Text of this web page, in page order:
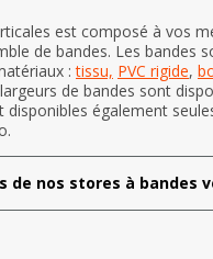
est composé à vos
de bandes. Les bandes
:tissu, PVC rigide,
de bandes sont
disponibles également
de nos stores à bandes